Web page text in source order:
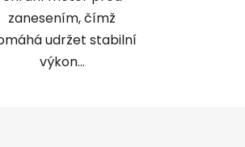
zanesením, čímž
udržet stabilní
výkon...